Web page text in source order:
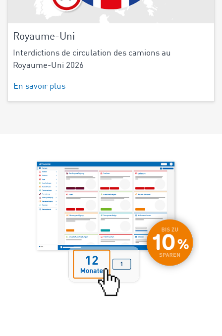
Royaume-Uni
Interdictions de circulation des camions au
Royaume-Uni 2026
En savoir plus